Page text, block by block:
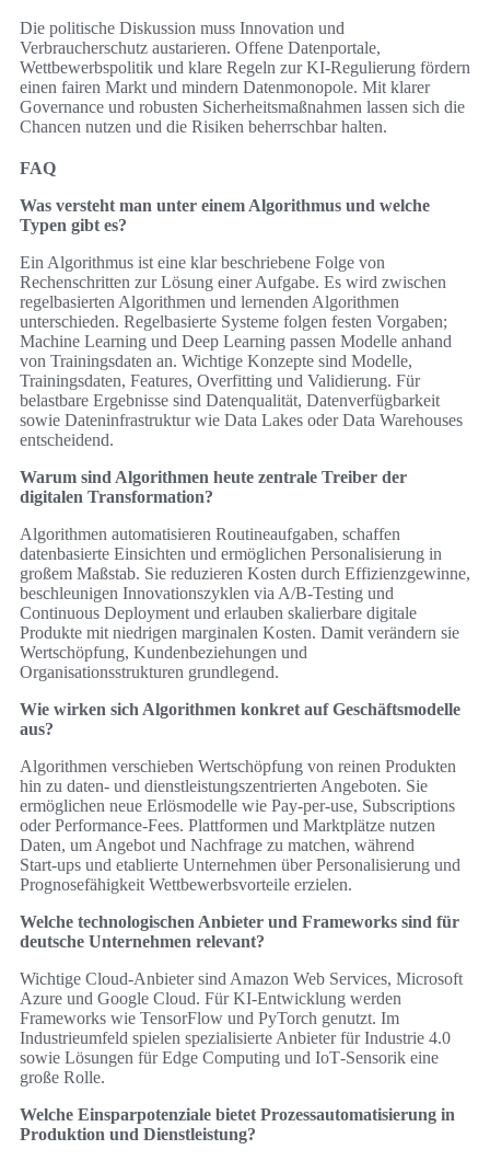
Die politische Diskussion muss Innovation und
Verbraucherschutz austarieren. Offene Datenportale,
Wettbewerbspolitik und klare Regeln zur KI-Regulierung fördern
einen fairen Markt und mindern Datenmonopole. Mit klarer
Governance und robusten Sicherheitsmaßnahmen lassen sich die
Chancen nutzen und die Risiken beherrschbar halten.
FAQ
Was versteht man unter einem Algorithmus und welche
Typen gibt es?
Ein Algorithmus ist eine klar beschriebene Folge von
Rechenschritten zur Lösung einer Aufgabe. Es wird zwischen
regelbasierten Algorithmen und lernenden Algorithmen
unterschieden. Regelbasierte Systeme folgen festen Vorgaben;
Machine Learning und Deep Learning passen Modelle anhand
von Trainingsdaten an. Wichtige Konzepte sind Modelle,
Trainingsdaten, Features, Overfitting und Validierung. Für
belastbare Ergebnisse sind Datenqualität, Datenverfügbarkeit
sowie Dateninfrastruktur wie Data Lakes oder Data Warehouses
entscheidend.
Warum sind Algorithmen heute zentrale Treiber der
digitalen Transformation?
Algorithmen automatisieren Routineaufgaben, schaffen
datenbasierte Einsichten und ermöglichen Personalisierung in
großem Maßstab. Sie reduzieren Kosten durch Effizienzgewinne,
beschleunigen Innovationszyklen via A/B‑Testing und
Continuous Deployment und erlauben skalierbare digitale
Produkte mit niedrigen marginalen Kosten. Damit verändern sie
Wertschöpfung, Kundenbeziehungen und
Organisationsstrukturen grundlegend.
Wie wirken sich Algorithmen konkret auf Geschäftsmodelle
aus?
Algorithmen verschieben Wertschöpfung von reinen Produkten
hin zu daten- und dienstleistungszentrierten Angeboten. Sie
ermöglichen neue Erlösmodelle wie Pay‑per‑use, Subscriptions
oder Performance‑Fees. Plattformen und Marktplätze nutzen
Daten, um Angebot und Nachfrage zu matchen, während
Start‑ups und etablierte Unternehmen über Personalisierung und
Prognosefähigkeit Wettbewerbsvorteile erzielen.
Welche technologischen Anbieter und Frameworks sind für
deutsche Unternehmen relevant?
Wichtige Cloud‑Anbieter sind Amazon Web Services, Microsoft
Azure und Google Cloud. Für KI‑Entwicklung werden
Frameworks wie TensorFlow und PyTorch genutzt. Im
Industrieumfeld spielen spezialisierte Anbieter für Industrie 4.0
sowie Lösungen für Edge Computing und IoT‑Sensorik eine
große Rolle.
Welche Einsparpotenziale bietet Prozessautomatisierung in
Produktion und Dienstleistung?